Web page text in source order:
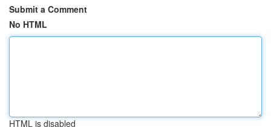
Submit a Comment
No HTML
HTML is disabled